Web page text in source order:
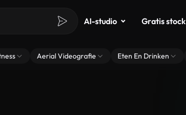
AI-studio Gratis stock
Aerial Videografie Eten En Drinken